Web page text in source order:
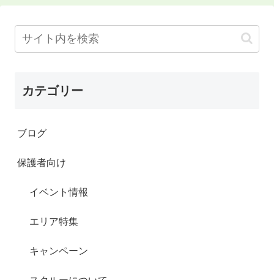
カテゴリー
ブログ
保護者向け
イベント情報
エリア特集
キャンペーン